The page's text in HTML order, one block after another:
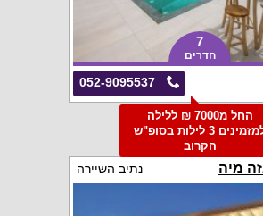
7
חדרים
052-9095537
החל מ7000 ₪ ללילה
למזמינים 3 לילות בסופ"ש
הקרוב
מיה נתיב השיירה